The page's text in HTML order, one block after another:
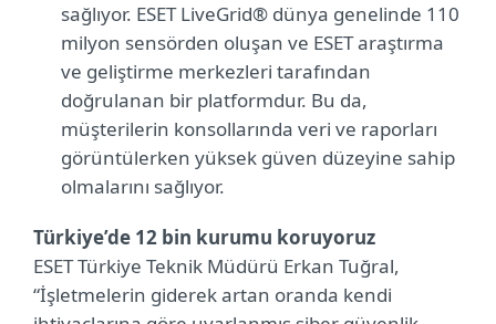
sağlıyor. ESET LiveGrid® dünya genelinde 110
milyon sensörden oluşan ve ESET araştırma
ve geliştirme merkezleri tarafından
doğrulanan bir platformdur. Bu da,
müşterilerin konsollarında veri ve raporları
görüntülerken yüksek güven düzeyine sahip
olmalarını sağlıyor.
Türkiye’de 12 bin kurumu koruyoruz
ESET Türkiye Teknik Müdürü Erkan Tuğral,
“İşletmelerin giderek artan oranda kendi